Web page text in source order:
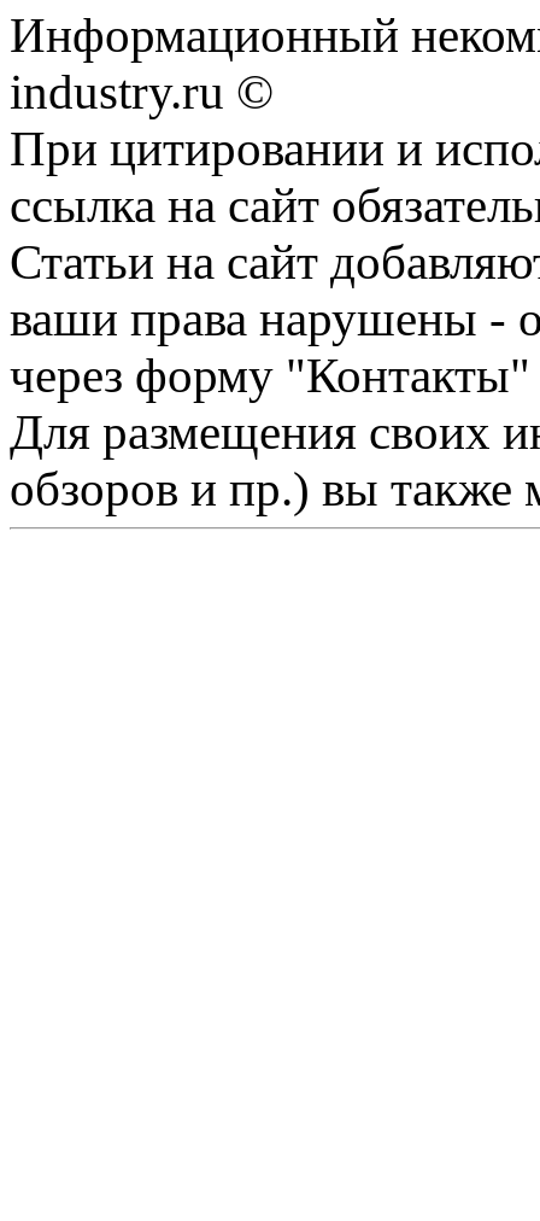
Информационный
industry.ru ©
При цитировании и
ссылка на сайт
Статьи на сайт
ваши права нарушены -
через форму "Контакты"
Для размещения своих
обзоров и пр.) вы также